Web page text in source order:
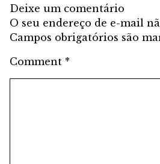
Deixe um comentário
O seu endereço de e-mail
Campos obrigatórios são
Comment *